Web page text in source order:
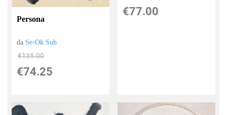
Persona
da Se-Ok Suh
€135.00
€74.25
€77.00